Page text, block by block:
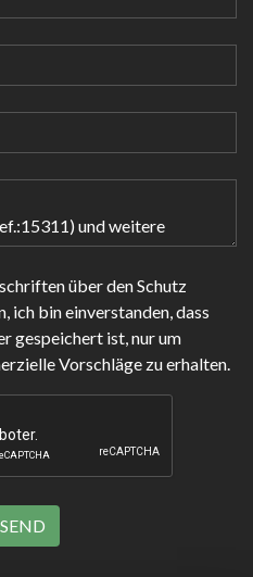
über den Schutz
ich bin einverstanden, dass
gespeichert ist, nur um
Vorschläge zu erhalten.